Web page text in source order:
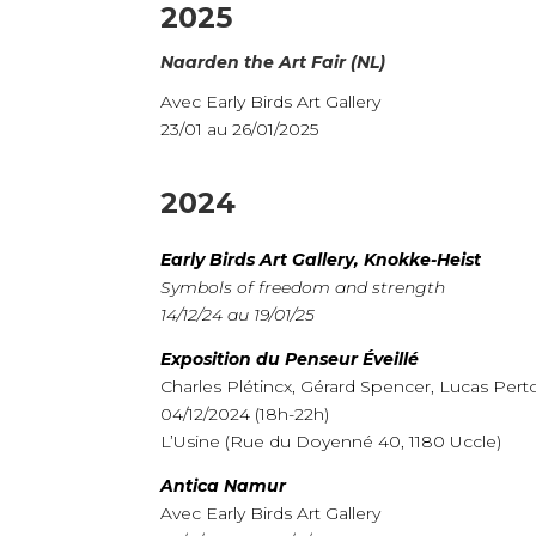
2025
Naarden the Art Fair (NL)
Avec Early Birds Art Gallery
23/01 au 26/01/2025
2024
Early Birds Art Gallery, Knokke-Heist
Symbols of freedom and strength
14/12/24 au 19/01/25
Exposition du Penseur Éveillé
Charles Plétincx, Gérard Spencer, Lucas
04/12/2024 (18h-22h)
L’Usine (Rue du Doyenné 40, 1180 Uccle)
Antica Namur
Avec Early Birds Art Gallery